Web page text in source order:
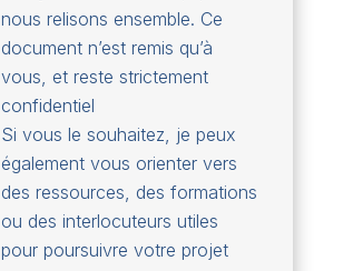
nous relisons ensemble. Ce
document n’est remis qu’à
vous, et reste strictement
confidentiel
Si vous le souhaitez, je peux
également vous orienter vers
des ressources, des formations
ou des interlocuteurs utiles
pour poursuivre votre projet